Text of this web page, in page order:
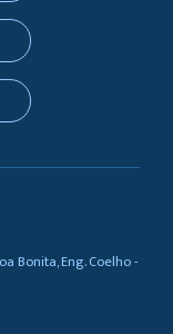
Bonita, Eng. Coelho -